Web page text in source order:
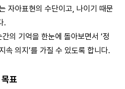
자아표현의 수단이고, 나이기 때문
.
의 기억을 한눈에 돌아보면서 ‘정
속 의지’를 가질 수 있도록 합니다.
표